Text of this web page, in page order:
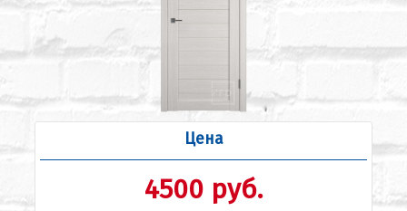
Цена
4500 руб.